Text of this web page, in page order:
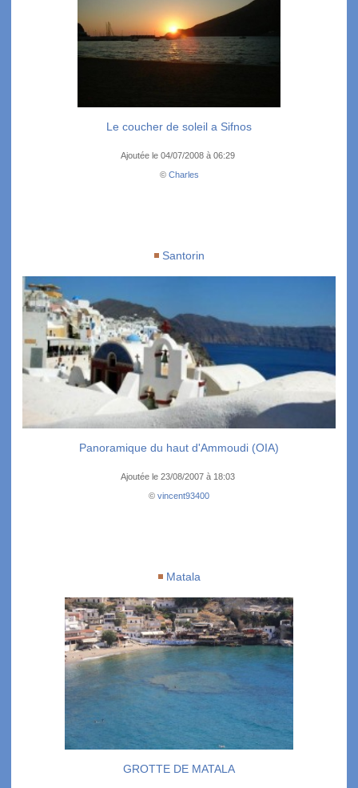
Le coucher de soleil a Sifnos
Ajoutée le 04/07/2008 à 06:29
© Charles
Santorin
Panoramique du haut d'Ammoudi (OIA)
Ajoutée le 23/08/2007 à 18:03
© vincent93400
Matala
GROTTE DE MATALA